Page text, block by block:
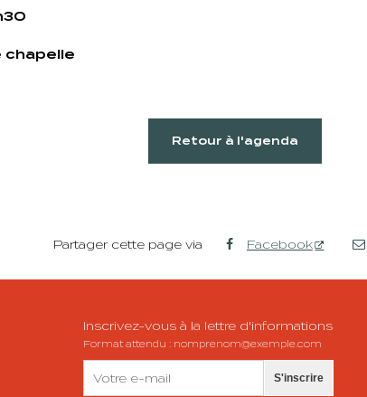
chapelle
Retour à l'agenda
Partager cette page via Facebook
Inscrivez-vous à la lettre d'informations
Format attendu : nomprenom@exemple.com
S'inscrire